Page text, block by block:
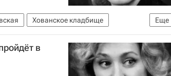
Еще
Хованское кладбище
в